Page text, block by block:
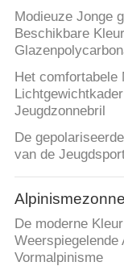
Modieuze Jonge
Beschikbare
Het comfortabele
Jeugdzonnebril
De
van de
De moderne
Weerspiegelende
Vormalpinisme